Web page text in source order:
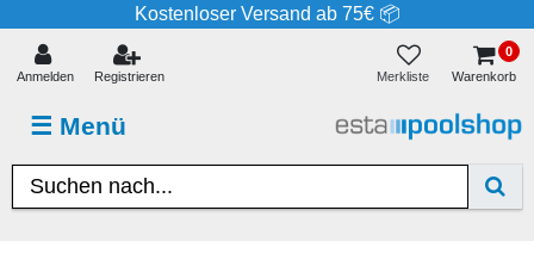
Kostenloser Versand ab 75€ 📦
☰ Menü
Anmelden Registrieren Merkliste
0
Warenkorb